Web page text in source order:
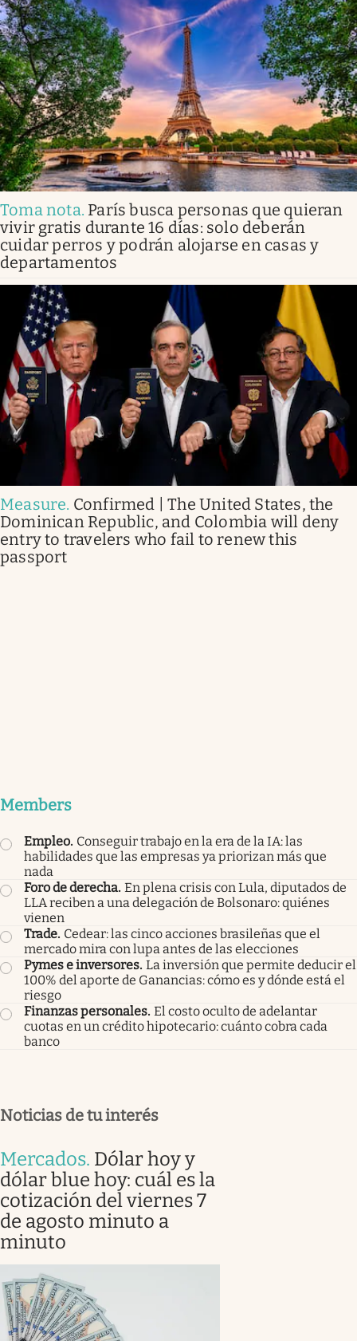
Toma nota. París busca personas que quieran
vivir gratis durante 16 días: solo deberán
cuidar perros y podrán alojarse en casas y
departamentos
Measure. Confirmed | The United States, the
Dominican Republic, and Colombia will deny
entry to travelers who fail to renew this
passport
Members
Empleo. Conseguir trabajo en la era de la IA: las
habilidades que las empresas ya priorizan más que
nada
Foro de derecha. En plena crisis con Lula, diputados de
LLA reciben a una delegación de Bolsonaro: quiénes
vienen
Trade. Cedear: las cinco acciones brasileñas que el
mercado mira con lupa antes de las elecciones
Pymes e inversores. La inversión que permite deducir el
100% del aporte de Ganancias: cómo es y dónde está el
riesgo
Finanzas personales. El costo oculto de adelantar
cuotas en un crédito hipotecario: cuánto cobra cada
banco
Noticias de tu interés
Mercados. Dólar hoy y
dólar blue hoy: cuál es la
cotización del viernes 7
de agosto minuto a
minuto